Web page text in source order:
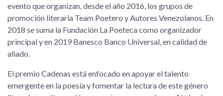
evento que organizan, desde el año 2016, los grupos de
promoción literaria Team Poetero y Autores Venezolanos. En
2018 se suma la Fundación La Poeteca como organizador
principal y en 2019 Banesco Banco Universal, en calidad de
aliado.
El premio Cadenas está enfocado en apoyar el talento
emergente en la poesía y fomentar la lectura de este género